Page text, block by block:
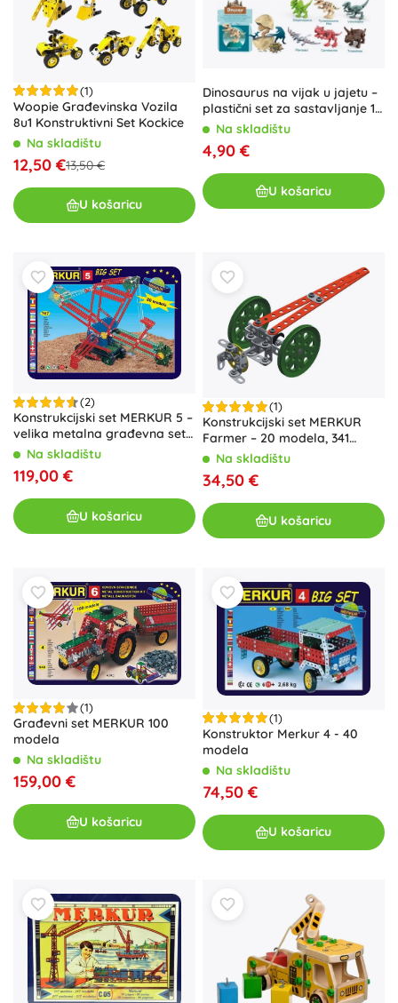
(1)
Woopie Građevinska Vozila
8u1 Konstruktivni Set Kockice
Na skladištu
12,50 €13,50 €
U košaricu
Dinosaurus na vijak u jajetu –
plastični set za sastavljanje 13
cm, 2 varijante
Na skladištu
4,90 €
U košaricu
(2)
Konstrukcijski set MERKUR 5 –
velika metalna građevna set
za 84 modela
Na skladištu
119,00 €
U košaricu
(1)
Konstrukcijski set MERKUR
Farmer – 20 modela, 341
dijelova
Na skladištu
34,50 €
U košaricu
(1)
Građevni set MERKUR 100
modela
Na skladištu
159,00 €
U košaricu
(1)
Konstruktor Merkur 4 - 40
modela
Na skladištu
74,50 €
U košaricu